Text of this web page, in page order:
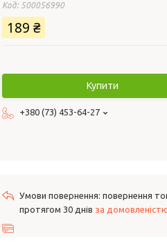
Код: 500056990
189 ₴
Купити
+380 (73) 453-64-27
повернення
протягом 30 днів за